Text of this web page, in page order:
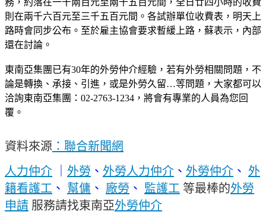
則在兩千六百元至三千五百元間。各試辦單位收費表，明天上
路時會同步公布。至於雇主協會要求暫緩上路，蘇表示，內部
還在討論。
東南亞集團已有30年的外勞仲介經驗，若有外勞相關問題，不
論是轉換、承接、引進，或是外勞久留…等問題，大家都可以
洽詢東南亞集團：02-2763-1234，將會有專業的人員為您回
覆。
資料來源 ： 聯合新聞網
人力仲介
外勞 、 外勞人力仲介 、 外勞仲介 、 外
籍看護工 、 幫傭 、 廠勞 、 監護工 等最棒的外勞
申請 服務請找東南亞外勞仲介